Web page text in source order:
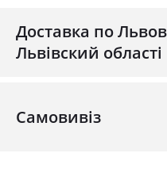
Доставка по
Львівский області
Самовивіз